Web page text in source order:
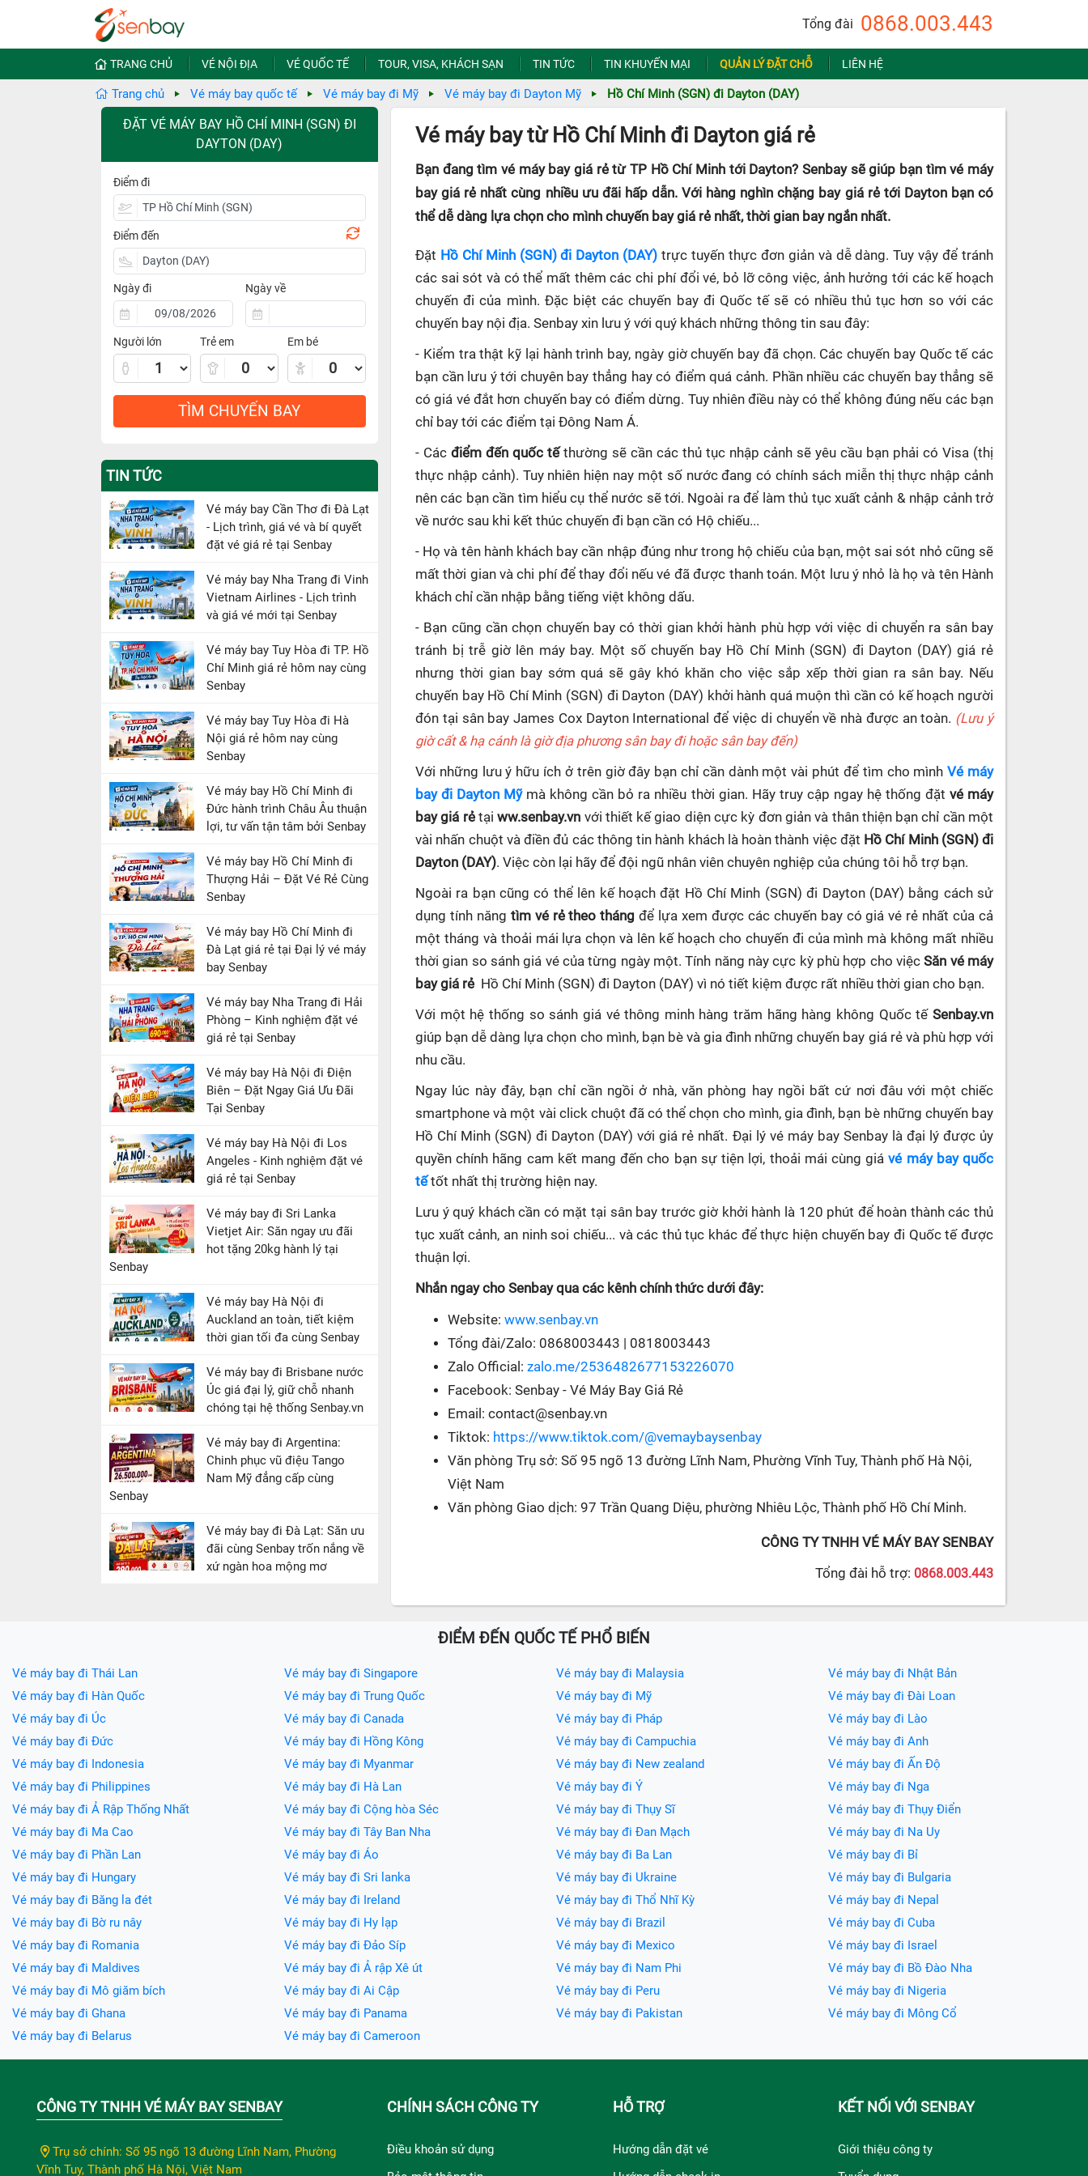
Tổng đài 0868.003.443
TRANG CHỦ VÉ NỘI ĐỊA VÉ QUỐC TẾ TOUR, VISA, KHÁCH SẠN TIN TỨC TIN KHUYẾN MẠI QUẢN LÝ ĐẶT CHỖ LIÊN HỆ
Trang chủ Vé máy bay quốc tế Vé máy bay đi Mỹ Vé máy bay đi Dayton Mỹ Hồ Chí Minh (SGN) đi Dayton (DAY)
ĐẶT VÉ MÁY BAY HỒ CHÍ MINH (SGN) ĐI
DAYTON (DAY)
Điểm đi
Điểm đến
Ngày đi Ngày về
Người lớn Trẻ em Em bé
TÌM CHUYẾN BAY
TIN TỨC
Vé máy bay Cần Thơ đi Đà Lạt
- Lịch trình, giá vé và bí quyết
đặt vé giá rẻ tại Senbay
Vé máy bay Nha Trang đi Vinh
Vietnam Airlines - Lịch trình
và giá vé mới tại Senbay
Vé máy bay Tuy Hòa đi TP. Hồ
Chí Minh giá rẻ hôm nay cùng
Senbay
Vé máy bay Tuy Hòa đi Hà
Nội giá rẻ hôm nay cùng
Senbay
Vé máy bay Hồ Chí Minh đi
Đức hành trình Châu Âu thuận
lợi, tư vấn tận tâm bởi Senbay
Vé máy bay Hồ Chí Minh đi
Thượng Hải – Đặt Vé Rẻ Cùng
Senbay
Vé máy bay Hồ Chí Minh đi
Đà Lạt giá rẻ tại Đại lý vé máy
bay Senbay
Vé máy bay Nha Trang đi Hải
Phòng – Kinh nghiệm đặt vé
giá rẻ tại Senbay
Vé máy bay Hà Nội đi Điện
Biên – Đặt Ngay Giá Ưu Đãi
Tại Senbay
Vé máy bay Hà Nội đi Los
Angeles - Kinh nghiệm đặt vé
giá rẻ tại Senbay
Vé máy bay đi Sri Lanka
Vietjet Air: Săn ngay ưu đãi
hot tặng 20kg hành lý tại
Senbay
Vé máy bay Hà Nội đi
Auckland an toàn, tiết kiệm
thời gian tối đa cùng Senbay
Vé máy bay đi Brisbane nước
Úc giá đại lý, giữ chỗ nhanh
chóng tại hệ thống Senbay.vn
Vé máy bay đi Argentina:
Chinh phục vũ điệu Tango
Nam Mỹ đẳng cấp cùng
Senbay
Vé máy bay đi Đà Lạt: Săn ưu
đãi cùng Senbay trốn nắng về
xứ ngàn hoa mộng mơ
Vé máy bay từ Hồ Chí Minh đi Dayton giá rẻ
Bạn đang tìm vé máy bay giá rẻ từ TP Hồ Chí Minh tới Dayton? Senbay sẽ giúp bạn tìm vé máy
bay giá rẻ nhất cùng nhiều ưu đãi hấp dẫn. Với hàng nghìn chặng bay giá rẻ tới Dayton bạn có
thể dễ dàng lựa chọn cho mình chuyến bay giá rẻ nhất, thời gian bay ngắn nhất.
Đặt Hồ Chí Minh (SGN) đi Dayton (DAY) trực tuyến thực đơn giản và dễ dàng. Tuy vậy để tránh
các sai sót và có thể mất thêm các chi phí đổi vé, bỏ lỡ công việc, ảnh hưởng tới các kế hoạch
chuyến đi của mình. Đặc biệt các chuyến bay đi Quốc tế sẽ có nhiều thủ tục hơn so với các
chuyến bay nội địa. Senbay xin lưu ý với quý khách những thông tin sau đây:
- Kiểm tra thật kỹ lại hành trình bay, ngày giờ chuyến bay đã chọn. Các chuyến bay Quốc tế các
bạn cần lưu ý tới chuyên bay thẳng hay có điểm quá cảnh. Phần nhiều các chuyến bay thẳng sẽ
có giá vé đắt hơn chuyến bay có điểm dừng. Tuy nhiên điều này có thể không đúng nếu các bạn
chỉ bay tới các điểm tại Đông Nam Á.
- Các điểm đến quốc tếthường sẽ cần các thủ tục nhập cảnh sẽ yêu cầu bạn phải có Visa (thị
thực nhập cảnh). Tuy nhiên hiện nay một số nước đang có chính sách miễn thị thực nhập cảnh
nên các bạn cần tìm hiểu cụ thể nước sẽ tới. Ngoài ra để làm thủ tục xuất cảnh & nhập cảnh trở
về nước sau khi kết thúc chuyến đi bạn cần có Hộ chiếu...
- Họ và tên hành khách bay cần nhập đúng như trong hộ chiếu của bạn, một sai sót nhỏ cũng sẽ
mất thời gian và chi phí để thay đổi nếu vé đã được thanh toán. Một lưu ý nhỏ là họ và tên Hành
khách chỉ cần nhập bằng tiếng việt không dấu.
- Bạn cũng cần chọn chuyến bay có thời gian khởi hành phù hợp với việc di chuyển ra sân bay
tránh bị trễ giờ lên máy bay. Một số chuyến bay Hồ Chí Minh (SGN) đi Dayton (DAY) giá rẻ
nhưng thời gian bay sớm quá sẽ gây khó khăn cho việc sắp xếp thời gian ra sân bay. Nếu
chuyến bay Hồ Chí Minh (SGN) đi Dayton (DAY) khởi hành quá muộn thì cần có kế hoạch người
đón tại sân bay James Cox Dayton International để việc di chuyển về nhà được an toàn. (Lưu ý
giờ cất & hạ cánh là giờ địa phương sân bay đi hoặc sân bay đến)
Với những lưu ý hữu ích ở trên giờ đây bạn chỉ cần dành một vài phút để tìm cho mìnhVé máy
bay đi Dayton Mỹmà không cần bỏ ra nhiều thời gian. Hãy truy cập ngay hệ thống đặt vé máy
bay giá rẻtạiww.senbay.vn với thiết kế giao diện cực kỳ đơn giản và thân thiện bạn chỉ cần một
vài nhấn chuột và điền đủ các thông tin hành khách là hoàn thành việc đặt Hồ Chí Minh (SGN) đi
Dayton (DAY). Việc còn lại hãy để đội ngũ nhân viên chuyên nghiệp của chúng tôi hỗ trợ bạn.
Ngoài ra bạn cũng có thể lên kế hoạch đặt Hồ Chí Minh (SGN) đi Dayton (DAY) bằng cách sử
dụng tính năng tìm vé rẻ theo thángđể lựa xem được các chuyến bay có giá vé rẻ nhất của cả
một tháng và thoải mái lựa chọn và lên kế hoạch cho chuyến đi của mình mà không mất nhiều
thời gian so sánh giá vé của từng ngày một. Tính năng này cực kỳ phù hợp cho việcSăn vé máy
bay giá rẻ Hồ Chí Minh (SGN) đi Dayton (DAY) vì nó tiết kiệm được rất nhiều thời gian cho bạn.
Với một hệ thống so sánh giá vé thông minh hàng trăm hãng hàng không Quốc tế Senbay.vn
giúp bạn dễ dàng lựa chọn cho mình, bạn bè và gia đình những chuyến bay giá rẻ và phù hợp với
nhu cầu.
Ngay lúc này đây, bạn chỉ cần ngồi ở nhà, văn phòng hay ngồi bất cứ nơi đâu với một chiếc
smartphone và một vài click chuột đã có thể chọn cho mình, gia đình, bạn bè những chuyến bay
Hồ Chí Minh (SGN) đi Dayton (DAY) với giá rẻ nhất. Đại lý vé máy bay Senbay là đại lý được ủy
quyền chính hãng cam kết mang đến cho bạn sự tiện lợi, thoải mái cùng giávé máy bay quốc
tế tốt nhất thị trường hiện nay.
Lưu ý quý khách cần có mặt tại sân bay trước giờ khởi hành là 120 phút để hoàn thành các thủ
tục xuất cảnh, an ninh soi chiếu... và các thủ tục khác để thực hiện chuyến bay đi Quốc tế được
thuận lợi.
Nhắn ngay cho Senbay qua các kênh chính thức dưới đây:
Website: www.senbay.vn
Tổng đài/Zalo: 0868003443 | 0818003443
Zalo Official: zalo.me/2536482677153226070
Facebook: Senbay - Vé Máy Bay Giá Rẻ
Email: contact@senbay.vn
Tiktok: https://www.tiktok.com/@vemaybaysenbay
Văn phòng Trụ sở: Số 95 ngõ 13 đường Lĩnh Nam, Phường Vĩnh Tuy, Thành phố Hà Nội,
Việt Nam
Văn phòng Giao dịch: 97 Trần Quang Diệu, phường Nhiêu Lộc, Thành phố Hồ Chí Minh.
CÔNG TY TNHH VÉ MÁY BAY SENBAY
Tổng đài hỗ trợ: 0868.003.443
ĐIỂM ĐẾN QUỐC TẾ PHỔ BIẾN
Vé máy bay đi Thái Lan Vé máy bay đi Singapore Vé máy bay đi Malaysia
Vé máy bay đi Nhật Bản
Vé máy bay đi Hàn Quốc
Vé máy bay đi Trung Quốc Vé máy bay đi Mỹ
Vé máy bay đi Đài Loan
Vé máy bay đi Úc
Vé máy bay đi Canada Vé máy bay đi Pháp
Vé máy bay đi Lào
Vé máy bay đi Đức
Vé máy bay đi Hồng Kông Vé máy bay đi Campuchia
Vé máy bay đi Anh
Vé máy bay đi Indonesia
Vé máy bay đi Myanmar Vé máy bay đi New zealand
Vé máy bay đi Ấn Độ
Vé máy bay đi Philippines
Vé máy bay đi Hà Lan Vé máy bay đi Ý
Vé máy bay đi Nga
Vé máy bay đi Ả Rập Thống Nhất
Vé máy bay đi Cộng hòa Séc Vé máy bay đi Thụy Sĩ
Vé máy bay đi Thụy Điển
Vé máy bay đi Ma Cao
Vé máy bay đi Tây Ban Nha Vé máy bay đi Đan Mạch
Vé máy bay đi Na Uy
Vé máy bay đi Phần Lan
Vé máy bay đi Áo Vé máy bay đi Ba Lan
Vé máy bay đi Bỉ
Vé máy bay đi Hungary
Vé máy bay đi Sri lanka Vé máy bay đi Ukraine
Vé máy bay đi Bulgaria
Vé máy bay đi Băng la đét
Vé máy bay đi Ireland Vé máy bay đi Thổ Nhĩ Kỳ
Vé máy bay đi Nepal
Vé máy bay đi Bờ ru nây
Vé máy bay đi Hy lạp Vé máy bay đi Brazil
Vé máy bay đi Cuba
Vé máy bay đi Romania
Vé máy bay đi Đảo Síp Vé máy bay đi Mexico
Vé máy bay đi Israel
Vé máy bay đi Maldives
Vé máy bay đi Ả rập Xê út Vé máy bay đi Nam Phi
Vé máy bay đi Bồ Đào Nha
Vé máy bay đi Mô giăm bích
Vé máy bay đi Ai Cập Vé máy bay đi Peru
Vé máy bay đi Nigeria
Vé máy bay đi Ghana
Vé máy bay đi Panama Vé máy bay đi Pakistan
Vé máy bay đi Mông Cổ
Vé máy bay đi Belarus
Vé máy bay đi Cameroon
CÔNG TY TNHH VÉ MÁY BAY SENBAY
Trụ sở chính: Số 95 ngõ 13 đường Lĩnh Nam, Phường
Vĩnh Tuy, Thành phố Hà Nội, Việt Nam
CHÍNH SÁCH CÔNG TY
Điều khoản sử dụng
HỖ TRỢ
Hướng dẫn đặt vé
KẾT NỐI VỚI SENBAY
Giới thiệu công ty